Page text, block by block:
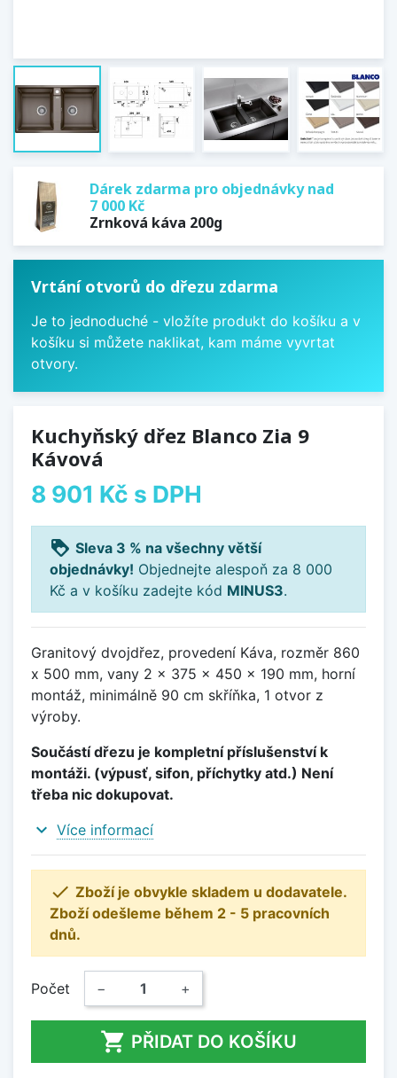
Dárek zdarma pro objednávky nad
7 000 Kč
Zrnková káva 200g
Vrtání otvorů do dřezu zdarma
Je to jednoduché - vložíte produkt do košíku a v
košíku si můžete naklikat, kam máme vyvrtat
otvory.
Kuchyňský dřez Blanco Zia 9
Kávová
8 901 Kč s DPH
loyalty Sleva 3 % na všechny větší
objednávky! Objednejte alespoň za 8 000
Kč a v košíku zadejte kód MINUS3.
Granitový dvojdřez, provedení Káva, rozměr 860
x 500 mm, vany 2 x 375 x 450 x 190 mm, horní
montáž, minimálně 90 cm skříňka, 1 otvor z
výroby.
Součástí dřezu je kompletní příslušenství k
montáži. (výpusť, sifon, příchytky atd.) Není
třeba nic dokupovat.
expand_more Více informací
 Zboží je obvykle skladem u dodavatele.
Zboží odešleme během 2 - 5 pracovních
dnů.
Počet − +
 PŘIDAT DO KOŠÍKU